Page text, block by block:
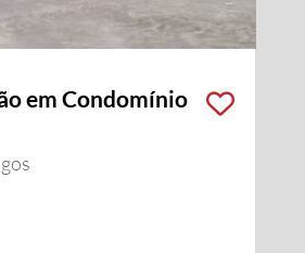
em Condomínio